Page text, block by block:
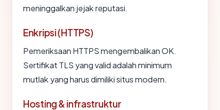
meninggalkan jejak reputasi.
Enkripsi (HTTPS)
Pemeriksaan HTTPS mengembalikan OK.
Sertifikat TLS yang valid adalah minimum
mutlak yang harus dimiliki situs modern.
Hosting & infrastruktur